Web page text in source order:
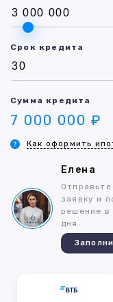
Срок кредита
Сумма кредита
7 000 000 ₽
Как оформить
Елена
заявку и
решение в
дня